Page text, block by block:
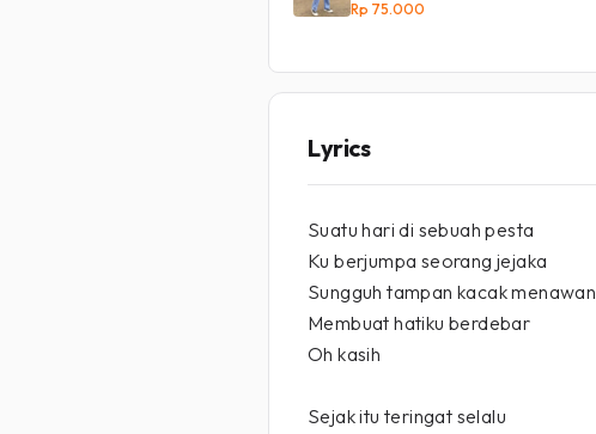
Rp 75.000
Lyrics
Suatu hari di sebuah pesta
Ku berjumpa seorang jejaka
Sungguh tampan kacak menawan
Membuat hatiku berdebar
Oh kasih
Sejak itu teringat selalu